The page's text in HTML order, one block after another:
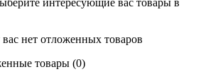
интересующие вас товары в
нет отложенных товаров
товары (0)